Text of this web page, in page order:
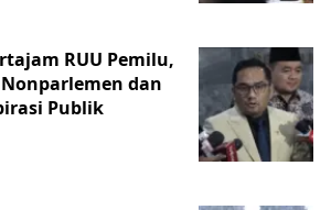
RUU Pemilu,
dan
Publik